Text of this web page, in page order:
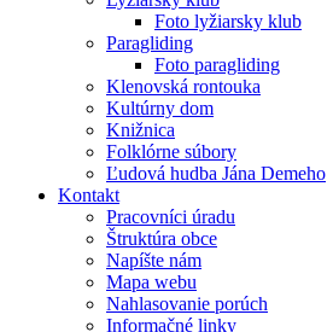
Foto lyžiarsky klub
Paragliding
Foto paragliding
Klenovská rontouka
Kultúrny dom
Knižnica
Folklórne súbory
Ľudová hudba Jána Demeho
Kontakt
Pracovníci úradu
Štruktúra obce
Napíšte nám
Mapa webu
Nahlasovanie porúch
Informačné linky